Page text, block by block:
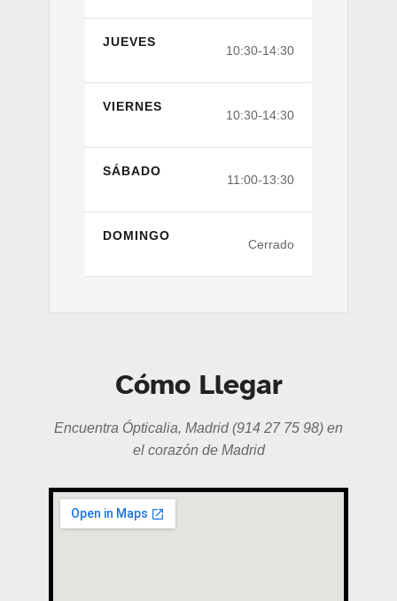
JUEVES
10:30-14:30
VIERNES
10:30-14:30
SÁBADO
11:00-13:30
DOMINGO
Cerrado
Cómo Llegar
Encuentra Ópticalia, Madrid (914 27 75 98) en
el corazón de Madrid